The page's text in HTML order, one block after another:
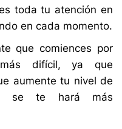
toda tu atención en
en cada momento.
que comiences por
difícil, ya que
aumente tu nivel de
se te hará más